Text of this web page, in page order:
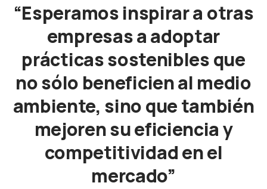
“Esperamos inspirar a otras
empresas a adoptar
prácticas sostenibles que
no sólo beneficien al medio
ambiente, sino que también
mejoren su eficiencia y
competitividad en el
mercado”